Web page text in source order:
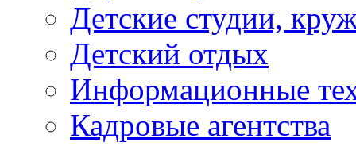
Детские студии,
Детский отдых
Информационные
Кадровые агентства